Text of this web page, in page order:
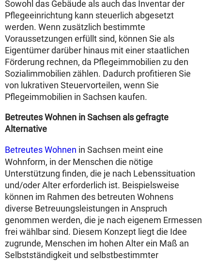
Sowohl das Gebäude als auch das Inventar der
Pflegeeinrichtung kann steuerlich abgesetzt
werden. Wenn zusätzlich bestimmte
Voraussetzungen erfüllt sind, können Sie als
Eigentümer darüber hinaus mit einer staatlichen
Förderung rechnen, da Pflegeimmobilien zu den
Sozialimmobilien zählen. Dadurch profitieren Sie
von lukrativen Steuervorteilen, wenn Sie
Pflegeimmobilien in Sachsen kaufen.
Betreutes Wohnen in Sachsen als gefragte
Alternative
Betreutes Wohnen in Sachsen meint eine
Wohnform, in der Menschen die nötige
Unterstützung finden, die je nach Lebenssituation
und/oder Alter erforderlich ist. Beispielsweise
können im Rahmen des betreuten Wohnens
diverse Betreuungsleistungen in Anspruch
genommen werden, die je nach eigenem Ermessen
frei wählbar sind. Diesem Konzept liegt die Idee
zugrunde, Menschen im hohen Alter ein Maß an
Selbstständigkeit und selbstbestimmter